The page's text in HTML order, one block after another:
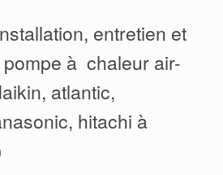
entretien et
à chaleur air-
atlantic,
hitachi à